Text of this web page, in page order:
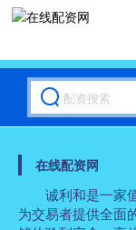
在线配资网
诚利和是一家
为交易者提供全面